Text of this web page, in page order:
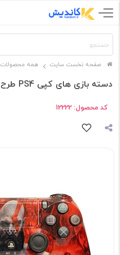
صفحه نخست سایت همه محصولات
دسته بازی های کپی PS4 طرح بازی God of War
کد محصول: 12222